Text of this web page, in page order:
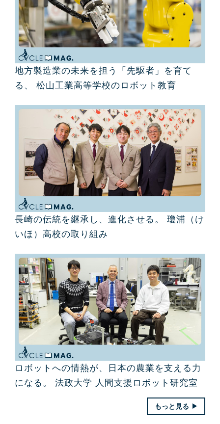
地方製造業の未来を担う「先駆者」を育て
る、 松山工業高等学校のロボット教育
長崎の伝統を継承し、進化させる。 瓊浦（け
いほ）高校の取り組み
ロボットへの情熱が、日本の農業を支える力
になる。 法政大学 人間支援ロボット研究室
もっと見る